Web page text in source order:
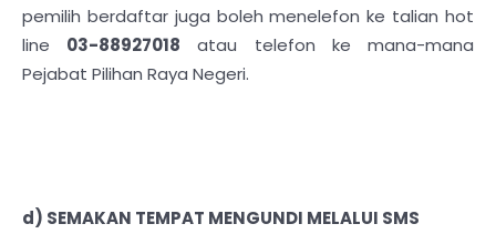
pemilih berdaftar juga boleh menelefon ke talian hot
line 03-88927018 atau telefon ke mana-mana
Pejabat Pilihan Raya Negeri.
d) SEMAKAN TEMPAT MENGUNDI MELALUI SMS